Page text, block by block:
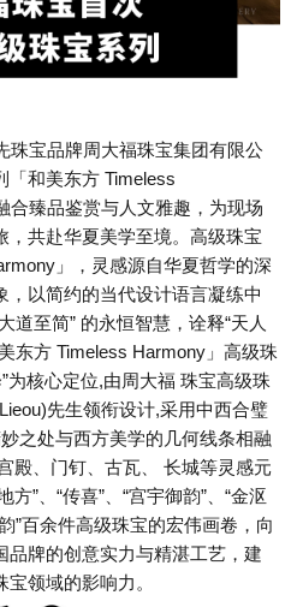
珠宝品牌周大福珠宝集团有限公
「和美东方 Timeless
合臻品鉴赏与人文雅趣，为现场
，共赴华夏美学至境。高级珠宝
」，灵感源自华夏哲学的深
以简约的当代设计语言凝练中
道至简” 的永恒智慧，诠释“天人
东方 Timeless Harmony」高级珠
为核心定位,由周大福 珠宝高级珠
先生领衔设计,采用中西合璧
之处与西方美学的几何线条相融
殿、门钉、古瓦、 长城等灵感元
方”、“传喜”、“宫宇御韵”、“金沤
”百余件高级珠宝的宏伟画卷，向
品牌的创意实力与精湛工艺，建
领域的影响力。